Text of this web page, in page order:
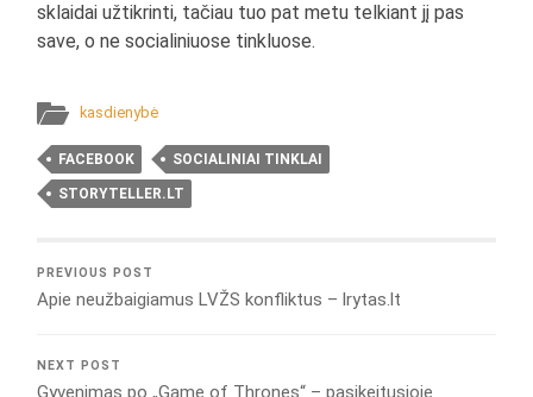
sklaidai užtikrinti, tačiau tuo pat metu telkiant jį pas
save, o ne socialiniuose tinkluose.
kasdienybė
FACEBOOK SOCIALINIAI TINKLAI
STORYTELLER.LT
PREVIOUS POST
Apie neužbaigiamus LVŽS konfliktus – lrytas.lt
NEXT POST